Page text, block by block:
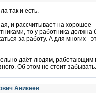
так и есть.
и рассчитывает на хорошее
то у работника должна
за работу. А для многих -
даёт людям, работающим
Об этом не стоит забывать.
Аникеев